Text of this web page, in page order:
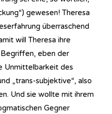
gewesen! Theresa
überraschend
will Theresa ihre
eben der
Unmittelbarkeit des
„trans-subjektive“, also
Und sie wollte mit ihrem
Gegner